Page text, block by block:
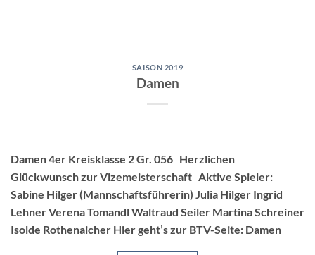
SAISON 2019
Damen
Damen 4er Kreisklasse 2 Gr. 056 Herzlichen
Glückwunsch zur Vizemeisterschaft Aktive Spieler:
Sabine Hilger (Mannschaftsführerin) Julia Hilger Ingrid
Lehner Verena Tomandl Waltraud Seiler Martina Schreiner
Isolde Rothenaicher Hier geht’s zur BTV-Seite: Damen